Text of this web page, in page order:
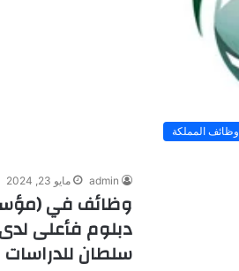
وظائف المملكة
admin مايو 23, 2024
وظائف في
دبلوم فأعلى لدى
سلطان للدراسات